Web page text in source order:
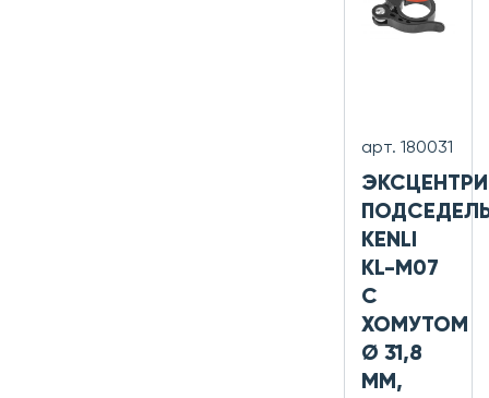
арт. 180031
KENLI
KL-M07
С
ХОМУТОМ
Ø 31,8
ММ,